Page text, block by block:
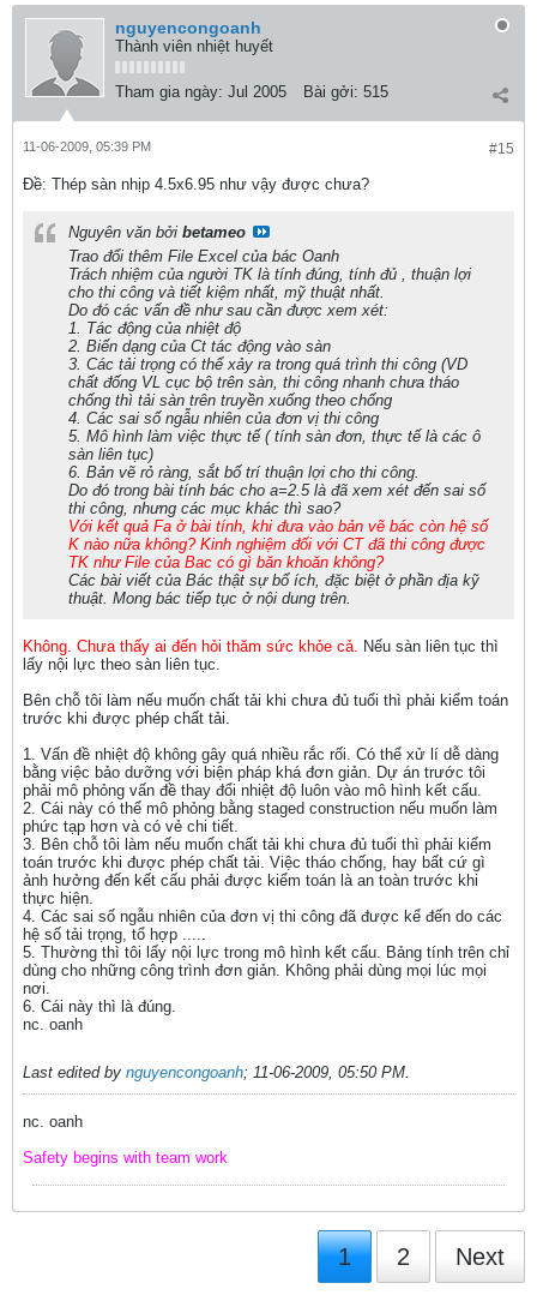
nguyencongoanh
Thành viên nhiệt huyết
Tham gia ngày: Jul 2005 Bài gởi: 515
#15
11-06-2009, 05:39 PM
Ðề: Thép sàn nhịp 4.5x6.95 như vậy được chưa?
Nguyên văn bởi betameo
Trao đổi thêm File Excel của bác Oanh
Trách nhiệm của người TK là tính đúng, tính đủ , thuận lợi
cho thi công và tiết kiệm nhất, mỹ thuật nhất.
Do đó các vấn đề như sau cần được xem xét:
1. Tác động của nhiệt độ
2. Biến dạng của Ct tác động vào sàn
3. Các tải trọng có thể xảy ra trong quá trình thi công (VD
chất đống VL cục bộ trên sàn, thi công nhanh chưa tháo
chống thì tải sàn trên truyền xuống theo chống
4. Các sai số ngẫu nhiên của đơn vị thi công
5. Mô hình làm việc thực tế ( tính sàn đơn, thực tế là các ô
sàn liên tục)
6. Bản vẽ rỏ ràng, sắt bố trí thuận lợi cho thi công.
Do đó trong bài tính bác cho a=2.5 là đã xem xét đến sai số
thi công, nhưng các mục khác thì sao?
Với kết quả Fa ở bài tính, khi đưa vào bản vẽ bác còn hệ số
K nào nữa không? Kinh nghiệm đối với CT đã thi công được
TK như File của Bac có gì băn khoăn không?
Các bài viết của Bác thật sự bổ ích, đặc biệt ở phần địa kỹ
thuật. Mong bác tiếp tục ở nội dung trên.
Không. Chưa thấy ai đến hỏi thăm sức khỏe cả. Nếu sàn liên tục thì
lấy nội lực theo sàn liên tục.
Bên chỗ tôi làm nếu muốn chất tải khi chưa đủ tuổi thì phải kiểm toán
trước khi được phép chất tải.
1. Vấn đề nhiệt độ không gây quá nhiều rắc rối. Có thể xử lí dễ dàng
bằng việc bảo dưỡng với biện pháp khá đơn giản. Dự án trước tôi
phải mô phỏng vấn đề thay đổi nhiệt độ luôn vào mô hình kết cấu.
2. Cái này có thể mô phỏng bằng staged construction nếu muốn làm
phức tạp hơn và có vẻ chi tiết.
3. Bên chỗ tôi làm nếu muốn chất tải khi chưa đủ tuổi thì phải kiểm
toán trước khi được phép chất tải. Việc tháo chống, hay bất cứ gì
ảnh hưởng đến kết cấu phải được kiểm toán là an toàn trước khi
thực hiện.
4. Các sai số ngẫu nhiên của đơn vị thi công đã được kể đến do các
hệ số tải trọng, tổ hợp .....
5. Thường thì tôi lấy nội lực trong mô hình kết cấu. Bảng tính trên chỉ
dùng cho những công trình đơn giản. Không phải dùng mọi lúc mọi
nơi.
6. Cái này thì là đúng.
nc. oanh
Last edited by nguyencongoanh; 11-06-2009, 05:50 PM.
nc. oanh
Safety begins with team work
1 2 Next